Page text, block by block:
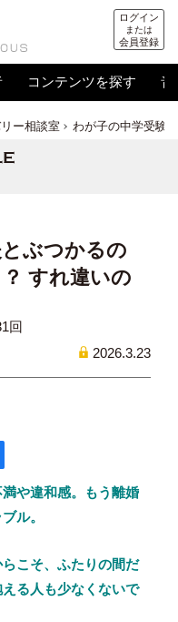
ログイン
または
会員登録
コンテンツを探す 音
ー相談室 わが子の中学受験
ぶつかるの
すれ違いの
回
2026.3.23
や違和感。もう離婚
ル。
こそ、ふたりの間だ
る人も少なくないで